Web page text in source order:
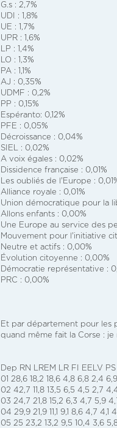
G.s : 2,7%
UDI : 1,8%
UE : 1,7%
UPR : 1,6%
LP : 1,4%
LO : 1,3%
PA : 1,1%
AJ : 0,35%
UDMF : 0,2%
PP : 0,15%
Espéranto: 0,12%
PFE : 0,05%
Décroissance : 0,04%
SIEL : 0,02%
A voix égales : 0,02%
Dissidence française : 0,01%
Les oubliés de l'Europe :
Alliance royale : 0,01%
Union démocratique pour la
Allons enfants : 0,00%
Une Europe au service des
Mouvement pour l'initiative
Neutre et actifs : 0,00%
Évolution citoyenne : 0,00%
Démocratie représentative :
PRC : 0,00%
Et par département pour les
quand même fait la Corse :
Dep RN LREM LR FI EELV
01 28,6 18,2 18,6 4,8 6,8 2,4
02 42,7 11,8 13,5 6,5 4,5 2,7
03 24,7 21,8 15,2 6,3 4,7 5,9
04 29,9 21,9 11,1 9,1 8,6 4,7 4,1
05 25 23,2 13,2 9,5 10,4 3,6